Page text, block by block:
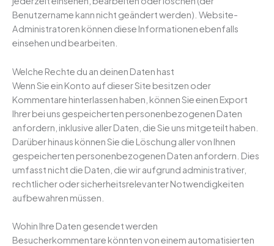
Benutzername kann nicht geändert werden). Website-
Administratoren können diese Informationen ebenfalls
einsehen und bearbeiten.
Welche Rechte du an deinen Daten hast
Wenn Sie ein Konto auf dieser Site besitzen oder
Kommentare hinterlassen haben, können Sie einen Export
Ihrer bei uns gespeicherten personenbezogenen Daten
anfordern, inklusive aller Daten, die Sie uns mitgeteilt haben.
Darüber hinaus können Sie die Löschung aller von Ihnen
gespeicherten personenbezogenen Daten anfordern. Dies
umfasst nicht die Daten, die wir aufgrund administrativer,
rechtlicher oder sicherheitsrelevanter Notwendigkeiten
aufbewahren müssen.
Wohin Ihre Daten gesendet werden
Besucherkommentare könnten von einem automatisierten